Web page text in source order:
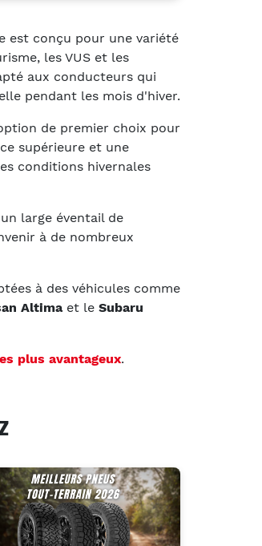
est conçu pour une variété
les VUS et les
aux conducteurs qui
pendant les mois d'hiver.
de premier choix pour
supérieure et une
conditions hivernales
large éventail de
à de nombreux
à des véhicules comme
Altimaet le Subaru
plus avantageux.